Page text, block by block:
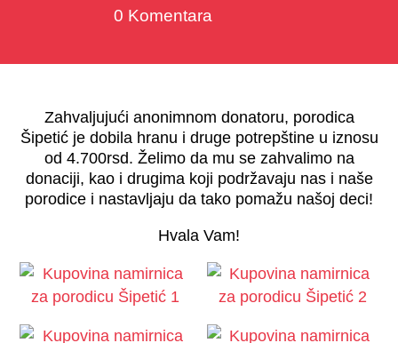
0 Komentara
Zahvaljujući anonimnom donatoru, porodica
Šipetić je dobila hranu i druge potrepštine u iznosu
od 4.700rsd. Želimo da mu se zahvalimo na
donaciji, kao i drugima koji podržavaju nas i naše
porodice i nastavljaju da tako pomažu našoj deci!
Hvala Vam!